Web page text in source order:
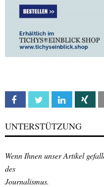
Facebook Twitter Linkedin
UNTERSTÜTZUNG
Wenn Ihnen unser Artikel
des
Journalismus.